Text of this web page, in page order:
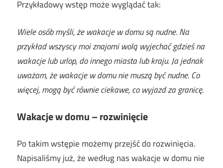
Przykładowy wstęp może wyglądać tak:
Wiele osób myśli, że wakacje w domu są nudne. Na
przykład wszyscy moi znajomi wolą wyjechać gdzieś na
wakacje lub urlop, do innego miasta lub kraju. Ja jednak
uważam, że wakacje w domu nie muszą być nudne. Co
więcej, mogą być równie ciekawe, co wyjazd za granicę.
Wakacje w domu – rozwinięcie
Po takim wstępie możemy przejść do rozwinięcia.
Napisaliśmy już, że według nas wakacje w domu nie